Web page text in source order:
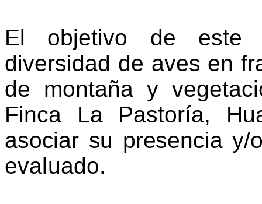
El objetivo de este
diversidad de aves en
de montaña y
Finca La Pastoría,
asociar su presencia y/
evaluado.